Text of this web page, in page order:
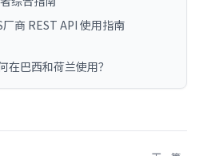
商 REST API 使用指南
在巴西和荷兰使用？